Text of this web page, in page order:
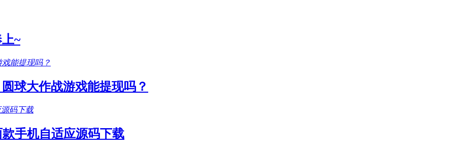
~
球大作战游戏能提现吗？
手机自适应源码下载